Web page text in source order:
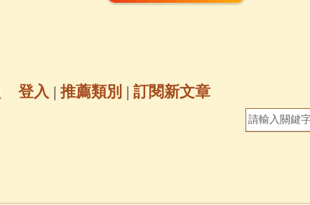
六字大明咒(81)
登入 | 推薦類別 | 訂閱新文章